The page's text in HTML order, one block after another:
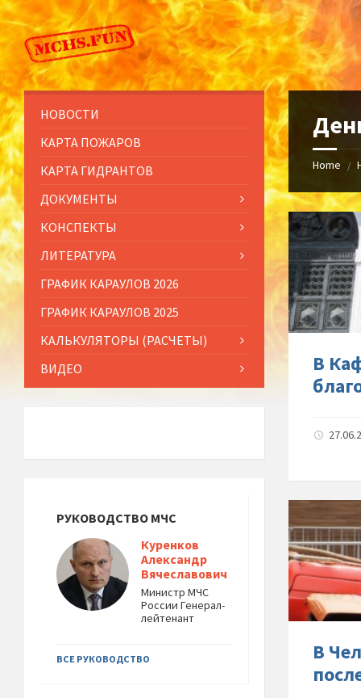
Skip
to
content
Skip
to
left
sidebar
Skip
to
footer
Home /
В
В
НОВОСТИ
КАРТА ПОЖАРОВ
КАРТА ГИДРАНТОВ
ДОКУМЕНТЫ
КОНСПЕКТЫ
ЛИТЕРАТУРА
ГРАФИК КАРАУЛОВ 2026
ГРАФИК КАРАУЛОВ 2025
КАЛЬКУЛЯТОРЫ (РАСЧЕТЫ)
ВИДЕО
РУКОВОДСТВО МЧС
Куренков
Александр
Вячеславович
Министр МЧС
России Генерал-
лейтенант
ВСЕ РУКОВОДСТВО